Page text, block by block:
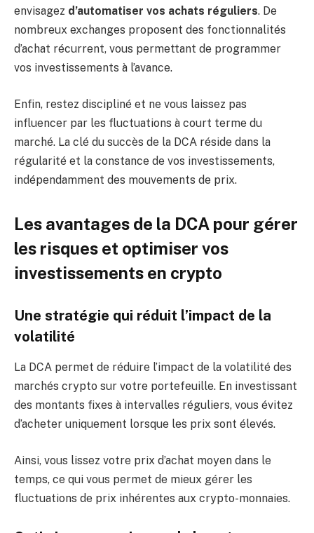
envisagez d’automatiser vos achats réguliers. De
nombreux exchanges proposent des fonctionnalités
d’achat récurrent, vous permettant de programmer
vos investissements à l’avance.
Enfin, restez discipliné et ne vous laissez pas
influencer par les fluctuations à court terme du
marché. La clé du succès de la DCA réside dans la
régularité et la constance de vos investissements,
indépendamment des mouvements de prix.
Les avantages de la DCA pour gérer
les risques et optimiser vos
investissements en crypto
Une stratégie qui réduit l’impact de la
volatilité
La DCA permet de réduire l’impact de la volatilité des
marchés crypto sur votre portefeuille. En investissant
des montants fixes à intervalles réguliers, vous évitez
d’acheter uniquement lorsque les prix sont élevés.
Ainsi, vous lissez votre prix d’achat moyen dans le
temps, ce qui vous permet de mieux gérer les
fluctuations de prix inhérentes aux crypto-monnaies.